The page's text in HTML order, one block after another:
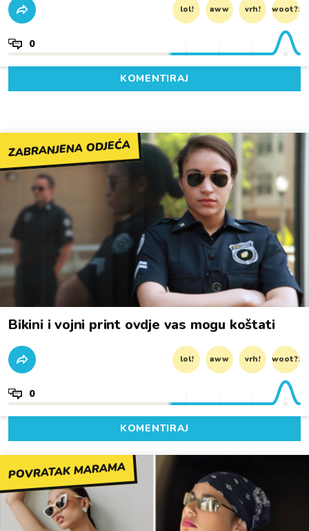
lol! aww vrh! woot?!
0
KOMENTIRAJ
ZABRANJENA ODJEĆA
Bikini i vojni print ovdje vas mogu koštati
lol! aww vrh! woot?!
0
KOMENTIRAJ
POVRATAK MARAMA